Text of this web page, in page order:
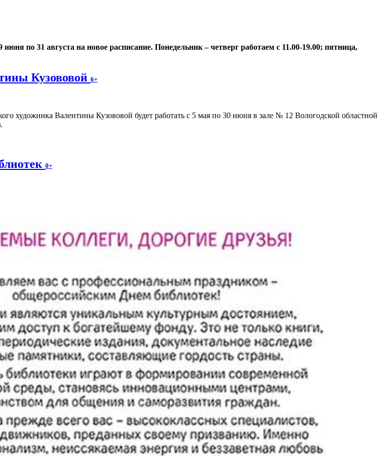
по 31 августа на новое расписание. Понедельник – четверг работаем с 11.00-19.00; пятница,
Кузововой 6+
художника Валентины Кузововой будет работать с 5 мая по 30 июня в зале № 12 Вологодской областной
0+